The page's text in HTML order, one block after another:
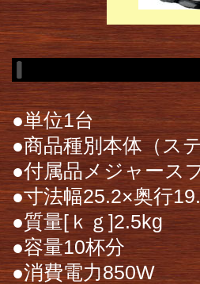
●単位1台
●商品種別本体（ス
●付属品メジャース
●寸法幅25.2×奥行
●質量[ｋｇ]2.5kg
●容量10杯分
●消費電力850W